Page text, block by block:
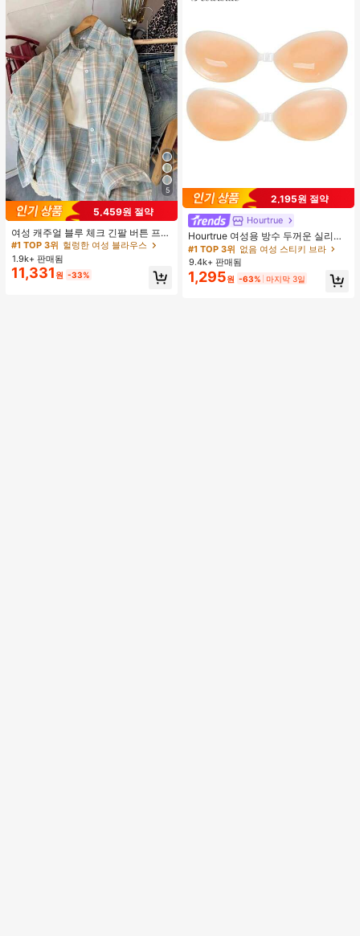
5
5,459원 절약
여성 캐주얼 블루 체크 긴팔 버튼 프론
트 폴리에스터 셔츠, 레귤러 핏, 봄 의
류, 편안한 스타일
#1 TOP 3위 헐렁한 여성 블라우스
1.9k+ 판매됨
11,331 원 -33%
2,195원 절약
Hourtrue
Hourtrue 여성용 방수 두꺼운 실리콘
가슴 페탈, 작은 가슴 리프트업 & 푸시
인용, 웨딩 촬영 및 들러리용
#1 TOP 3위 없음 여성 스티키 브라
9.4k+ 판매됨
1,295원 -63% 마지막 3일